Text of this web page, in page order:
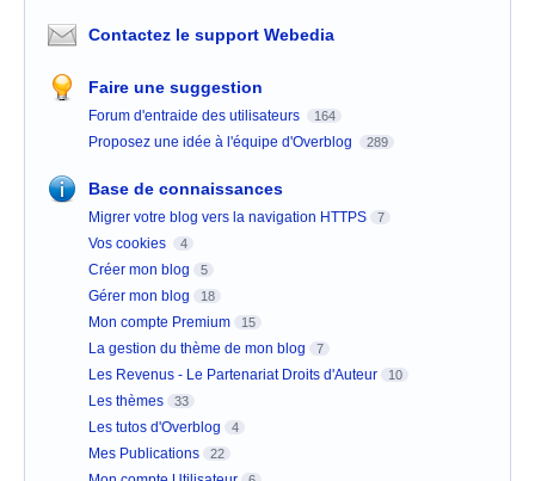
Contactez le support Webedia
Faire une suggestion
Forum d'entraide des utilisateurs 164
Proposez une idée à l'équipe d'Overblog 289
Base de connaissances
Migrer votre blog vers la navigation HTTPS 7
Vos cookies 4
Créer mon blog 5
Gérer mon blog 18
Mon compte Premium 15
La gestion du thème de mon blog 7
Les Revenus - Le Partenariat Droits d'Auteur 10
Les thèmes 33
Les tutos d'Overblog 4
Mes Publications 22